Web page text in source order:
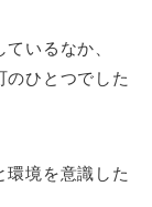
いるなか、
ひとつでした
環境を意識した